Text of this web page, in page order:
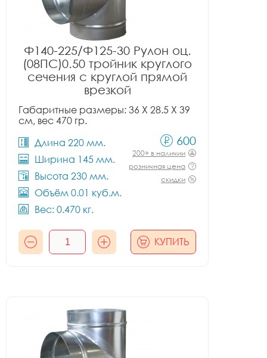
Ф140-225/Ф125-30 Рулон оц.
(08ПС)0.50 тройник круглого
сечения с круглой прямой
врезкой
Габаритные размеры: 36 X 28.5 X 39
см, вес 470 гр.
Длина 220 мм.
Ширина 145 мм.
Высота 230 мм.
Объём 0.01 куб.м.
Вес: 0.470 кг.
600
200+ в наличии
розничная цена
скидки
КУПИТЬ